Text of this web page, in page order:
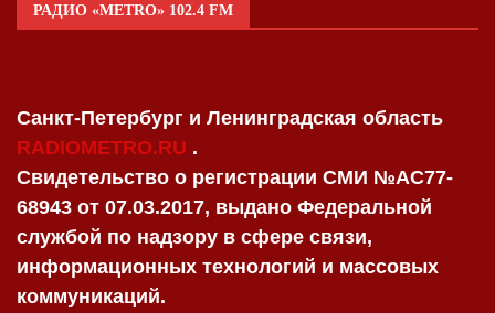
РАДИО «METRO» 102.4 FM
Санкт-Петербург и Ленинградская область
RADIOMETRO.RU .
Свидетельство о регистрации СМИ №AC77-
68943 от 07.03.2017, выдано Федеральной
службой по надзору в сфере связи,
информационных технологий и массовых
коммуникаций.